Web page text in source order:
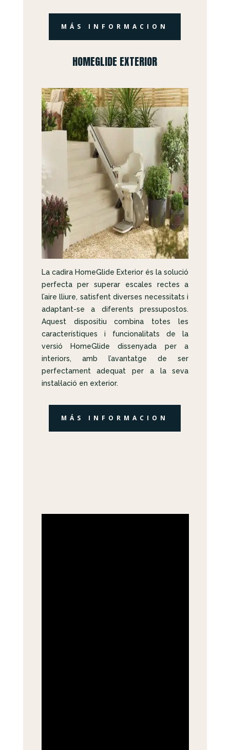
MÁS INFORMACION
HOMEGLIDE EXTERIOR
La cadira HomeGlide Exterior és la solució
perfecta per superar escales rectes a
l’aire lliure, satisfent diverses necessitats i
adaptant-se a diferents pressupostos.
Aquest dispositiu combina totes les
característiques i funcionalitats de la
versió HomeGlide dissenyada per a
interiors, amb l’avantatge de ser
perfectament adequat per a la seva
instal·lació en exterior.
MÁS INFORMACION